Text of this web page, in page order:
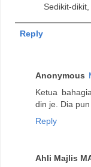
Sedikit-
Reply
Anonymous
Ketua
din je. Dia pun
Reply
Ahli Majlis